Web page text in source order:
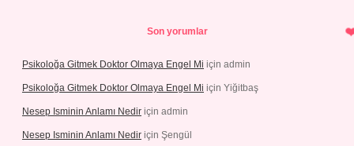
Son yorumlar
Psikoloğa Gitmek Doktor Olmaya Engel Mi için admin
Psikoloğa Gitmek Doktor Olmaya Engel Mi için Yiğitbaş
Nesep Isminin Anlamı Nedir için admin
Nesep Isminin Anlamı Nedir için Şengül